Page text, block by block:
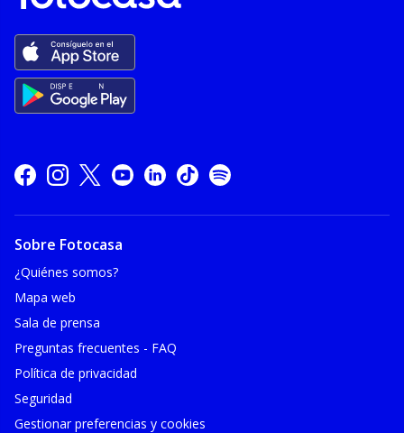
Sobre Fotocasa
¿Quiénes somos?
Mapa web
Sala de prensa
Preguntas frecuentes - FAQ
Política de privacidad
Seguridad
Gestionar preferencias y cookies